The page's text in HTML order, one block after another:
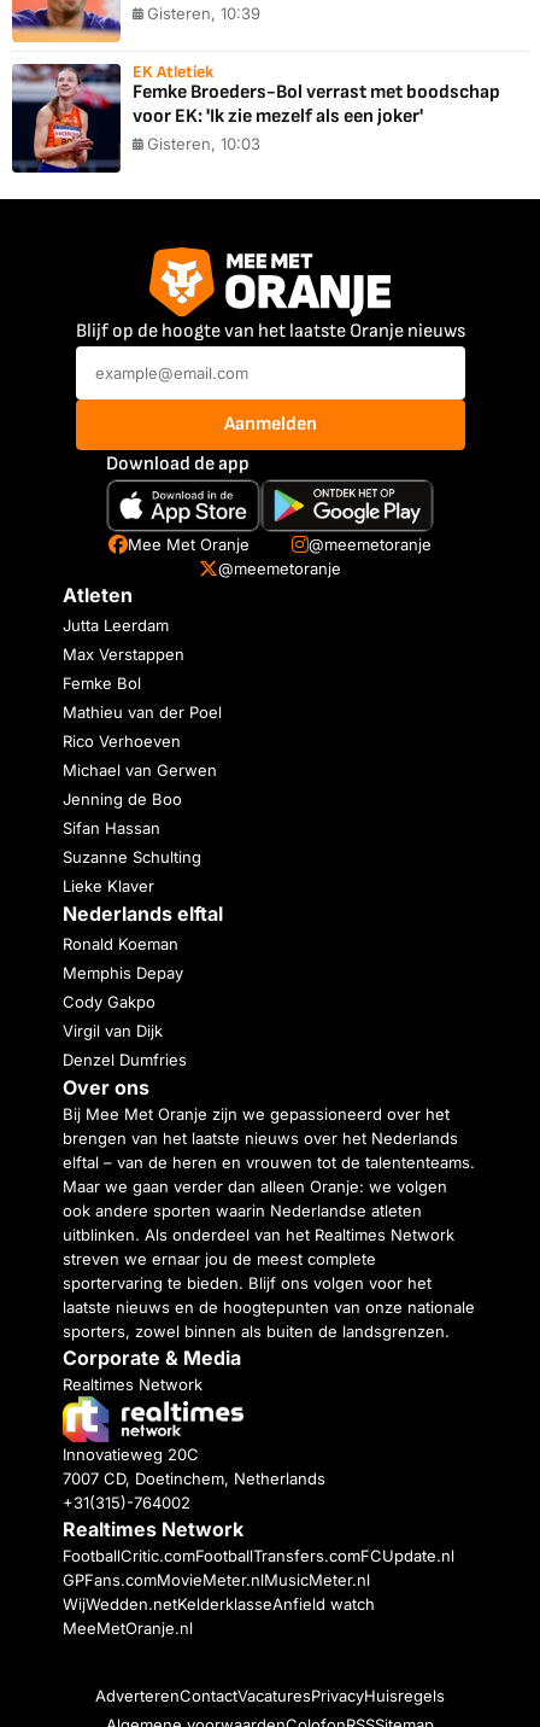
Gisteren, 10:39
EK Atletiek
Femke Broeders-Bol verrast met boodschap
voor EK: 'Ik zie mezelf als een joker'
Gisteren, 10:03
Blijf op de hoogte van het laatste Oranje nieuws
Aanmelden
Download de app
Mee Met Oranje
@meemetoranje
@meemetoranje
Atleten
Jutta Leerdam
Max Verstappen
Femke Bol
Mathieu van der Poel
Rico Verhoeven
Michael van Gerwen
Jenning de Boo
Sifan Hassan
Suzanne Schulting
Lieke Klaver
Nederlands elftal
Ronald Koeman
Memphis Depay
Cody Gakpo
Virgil van Dijk
Denzel Dumfries
Over ons
Bij Mee Met Oranje zijn we gepassioneerd over het
brengen van het laatste nieuws over het Nederlands
elftal – van de heren en vrouwen tot de talententeams.
Maar we gaan verder dan alleen Oranje: we volgen
ook andere sporten waarin Nederlandse atleten
uitblinken. Als onderdeel van het Realtimes Network
streven we ernaar jou de meest complete
sportervaring te bieden. Blijf ons volgen voor het
laatste nieuws en de hoogtepunten van onze nationale
sporters, zowel binnen als buiten de landsgrenzen.
Corporate & Media
Realtimes Network
Innovatieweg 20C
7007 CD, Doetinchem, Netherlands
+31(315)-764002
Realtimes Network
FootballCritic.comFootballTransfers.comFCUpdate.nl
GPFans.comMovieMeter.nlMusicMeter.nl
WijWedden.netKelderklasseAnfield watch
MeeMetOranje.nl
AdverterenContactVacaturesPrivacyHuisregels